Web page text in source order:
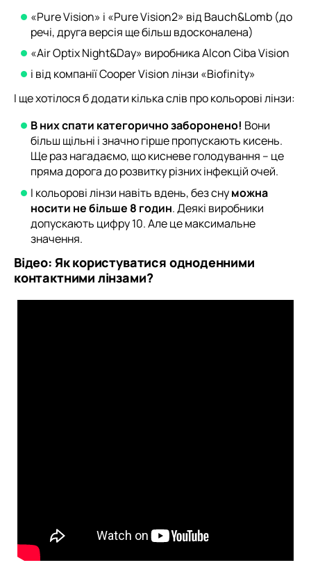
«Pure Vision» і «Pure Vision2» від Bauch&Lomb (до
речі, друга версія ще більш вдосконалена)
«Air Optix Night&Day» виробника Alcon Ciba Vision
і від компанії Cooper Vision лінзи «Biofinity»
І ще хотілося б додати кілька слів про кольорові лінзи:
В них спати категорично заборонено! Вони
більш щільні і значно гірше пропускають кисень.
Ще раз нагадаємо, що кисневе голодування – це
пряма дорога до розвитку різних інфекцій очей.
І кольорові лінзи навіть вдень, без снуможна
носити не більше 8 годин. Деякі виробники
допускають цифру 10. Але це максимальне
значення.
Відео: Як користуватися одноденними
контактними лінзами?